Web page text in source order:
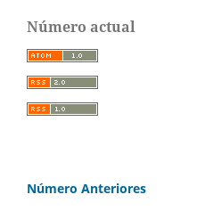
Número actual
Número Anteriores